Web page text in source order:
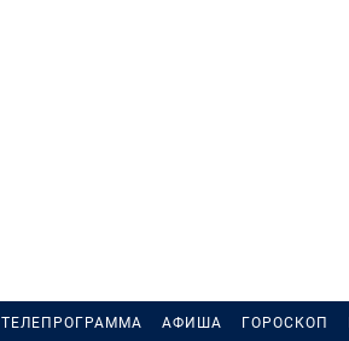
ТЕЛЕПРОГРАММА АФИША ГОРОСКОП